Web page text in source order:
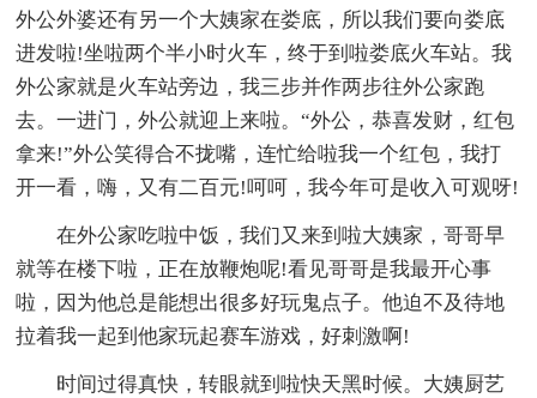
外公外婆还有另一个大姨家在娄底，所以我们要向娄底
进发啦!坐啦两个半小时火车，终于到啦娄底火车站。我
外公家就是火车站旁边，我三步并作两步往外公家跑
去。一进门，外公就迎上来啦。“外公，恭喜发财，红包
拿来!”外公笑得合不拢嘴，连忙给啦我一个红包，我打
开一看，嗨，又有二百元!呵呵，我今年可是收入可观呀!
在外公家吃啦中饭，我们又来到啦大姨家，哥哥早
就等在楼下啦，正在放鞭炮呢!看见哥哥是我最开心事
啦，因为他总是能想出很多好玩鬼点子。他迫不及待地
拉着我一起到他家玩起赛车游戏，好刺激啊!
时间过得真快，转眼就到啦快天黑时候。大姨厨艺